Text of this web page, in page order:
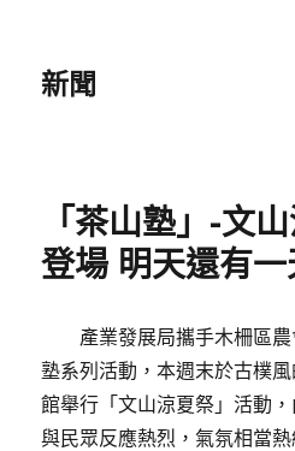
新聞
「茶山塾」-文
登場 明天還有一
產業發展局攜手木柵區農
塾系列活動，本週末於古樸
館舉行「文山涼夏祭」活動
與民眾反應熱烈，氣氛相當